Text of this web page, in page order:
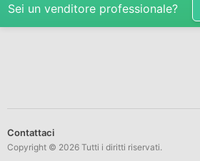
Sei un venditore professionale?
Contattaci
Copyright © 2026 Tutti i diritti riservati.